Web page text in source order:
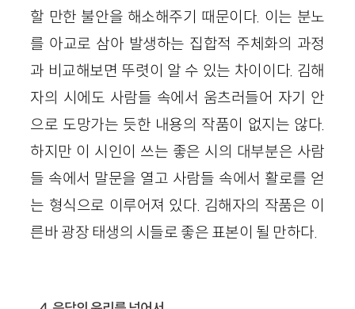
할 만한 불안을 해소해주기 때문이다. 이는 분노
를 아교로 삼아 발생하는 집합적 주체화의 과정
과 비교해보면 뚜렷이 알 수 있는 차이이다. 김해
자의 시에도 사람들 속에서 움츠러들어 자기 안
으로 도망가는 듯한 내용의 작품이 없지는 않다.
하지만 이 시인이 쓰는 좋은 시의 대부분은 사람
들 속에서 말문을 열고 사람들 속에서 활로를 얻
는 형식으로 이루어져 있다. 김해자의 작품은 이
른바 광장 태생의 시들로 좋은 표본이 될 만하다.